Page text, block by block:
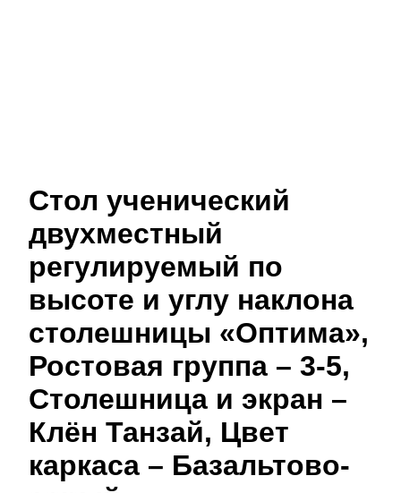
Стол ученический
двухместный
регулируемый по
высоте и углу наклона
столешницы «Оптима»,
Ростовая группа – 3-5,
Столешница и экран –
Клён Танзай, Цвет
каркаса – Базальтово-